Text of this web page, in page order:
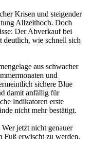
Krisen und steigender
Allzeithoch. Doch
Der Abverkauf bei
wie schnell sich
aus schwacher
und
sichere Blue
damit anfällig für
Indikatoren erste
nicht mehr bestätigt.
jetzt nicht genauer
Fuß erwischt zu werden.